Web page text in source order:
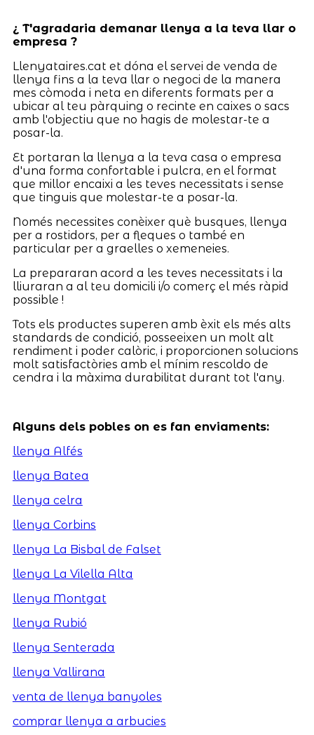
¿ T'agradaria demanar llenya a la teva llar o
empresa ?
Llenyataires.cat et dóna el servei de venda de
llenya fins a la teva llar o negoci de la manera
mes còmoda i neta en diferents formats per a
ubicar al teu pàrquing o recinte en caixes o sacs
amb l'objectiu que no hagis de molestar-te a
posar-la.
Et portaran la llenya a la teva casa o empresa
d'una forma confortable i pulcra, en el format
que millor encaixi a les teves necessitats i sense
que tinguis que molestar-te a posar-la.
Només necessites conèixer què busques, llenya
per a rostidors, per a fleques o també en
particular per a graelles o xemeneies.
La prepararan acord a les teves necessitats i la
lliuraran a al teu domicili i/o comerç el més ràpid
possible !
Tots els productes superen amb èxit els més alts
standards de condició, posseeixen un molt alt
rendiment i poder calòric, i proporcionen solucions
molt satisfactòries amb el mínim rescoldo de
cendra i la màxima durabilitat durant tot l'any.
Alguns dels pobles on es fan enviaments:
llenya Alfés
llenya Batea
llenya celra
llenya Corbins
llenya La Bisbal de Falset
llenya La Vilella Alta
llenya Montgat
llenya Rubió
llenya Senterada
llenya Vallirana
venta de llenya banyoles
comprar llenya a arbucies